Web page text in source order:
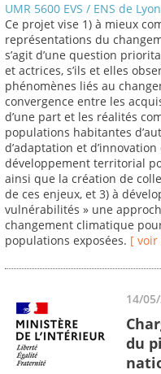
UMR 5600 EVS / ENS de Lyon
Ce projet vise 1) à mieux
représentations du
s’agit d’une question
et actrices, s’ils et elles
phénomènes liés au
convergence entre les
d’une part et les réalités
populations habitantes
d’adaptation et
développement territorial
ainsi que la création de
de ces enjeux, et 3) à
vulnérabilités » une
changement climatique
populations exposées. [ voir
14/
du